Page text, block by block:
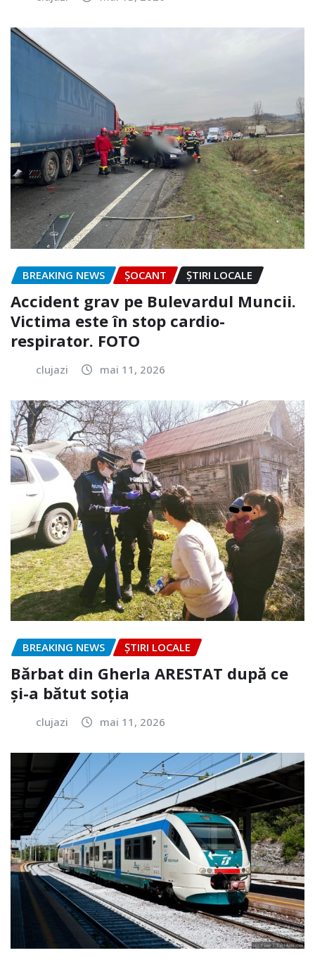
BREAKING NEWS ȘOCANT ȘTIRI LOCALE
Accident grav pe Bulevardul Muncii.
Victima este în stop cardio-
respirator. FOTO
clujazi mai 11, 2026
BREAKING NEWS ȘTIRI LOCALE
Bărbat din Gherla ARESTAT după ce
și-a bătut soția
clujazi mai 11, 2026